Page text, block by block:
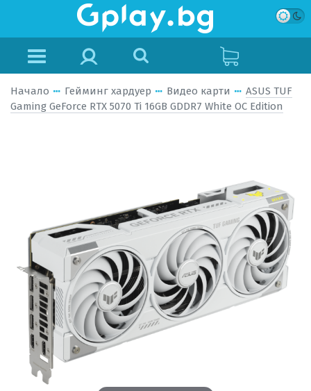
Начало Гейминг хардуер Видео карти
ASUS TUF
Gaming GeForce RTX 5070 Ti 16GB GDDR7 White OC Edition